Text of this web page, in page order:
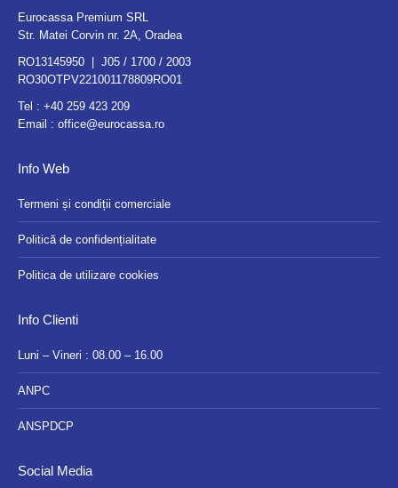
Eurocassa Premium SRL
Str. Matei Corvin nr. 2A, Oradea
RO13145950 | J05 / 1700 / 2003
RO30OTPV221001178809RO01
Tel : +40 259 423 209
Email : office@eurocassa.ro
Info Web
Termeni și condiții comerciale
Politică de confidențialitate
Politica de utilizare cookies
Info Clienti
Luni – Vineri : 08.00 – 16.00
ANPC
ANSPDCP
Social Media